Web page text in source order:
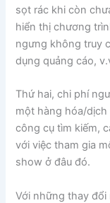
sọt rác khi còn
hiển thị chương
ngưng không truy
dụng quảng cáo,
Thứ hai, chi phí
một hàng hóa/
công cụ tìm kiếm,
với việc tham gia
show ở đâu đó.
Với những thay